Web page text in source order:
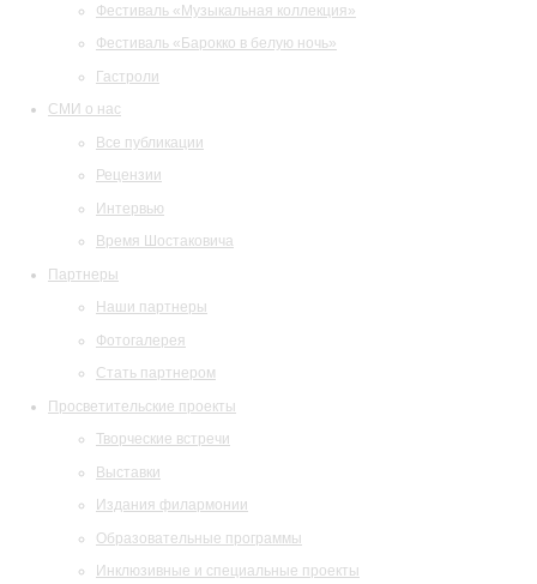
Фестиваль «Музыкальная коллекция»
Фестиваль «Барокко в белую ночь»
Гастроли
СМИ о нас
Все публикации
Рецензии
Интервью
Время Шостаковича
Партнеры
Наши партнеры
Фотогалерея
Стать партнером
Просветительские проекты
Творческие встречи
Выставки
Издания филармонии
Образовательные программы
Инклюзивные и специальные проекты